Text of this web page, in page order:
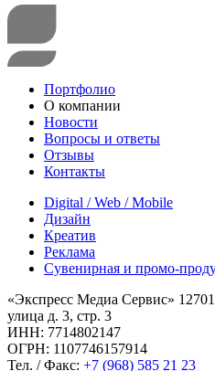
Портфолио
О компании
Новости
Вопросы и ответы
Отзывы
Контакты
Digital / Web / Mobile
Дизайн
Креатив
Реклама
Сувенирная и промо-
«Экспресс Медиа Сервис»
улица д. 3, стр. 3
ИНН: 7714802147
ОГРН: 1107746157914
Тел. / Факс: +7 (968) 585 21 23